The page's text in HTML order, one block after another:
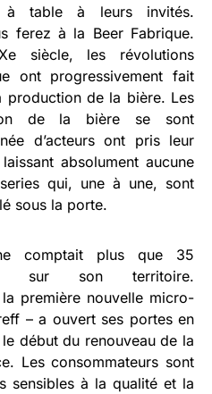
table à leurs invités.
ferez à la Beer Fabrique.
siècle, les révolutions
ont progressivement fait
production de la bière. Les
de la bière se sont
d’acteurs ont pris leur
absolument aucune
qui, une à une, sont
sous la porte.
comptait plus que 35
sur son territoire.
première nouvelle micro-
– a ouvert ses portes en
début du renouveau de la
Les consommateurs sont
sensibles à la qualité et la